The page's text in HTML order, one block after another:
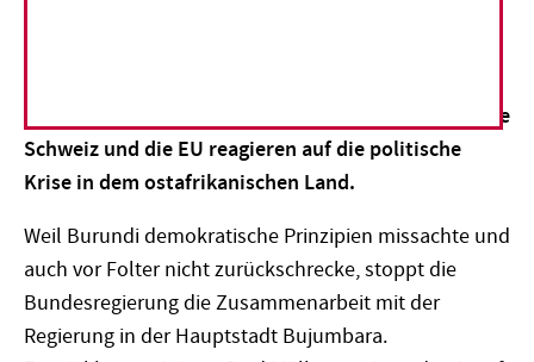
Entwicklungszusammenarbeit mit Burundi. Auch die
Schweiz und die EU reagieren auf die politische
Krise in dem ostafrikanischen Land.
Weil Burundi demokratische Prinzipien missachte und
auch vor Folter nicht zurückschrecke, stoppt die
Bundesregierung die Zusammenarbeit mit der
Regierung in der Hauptstadt Bujumbara.